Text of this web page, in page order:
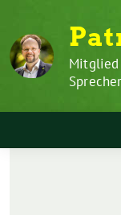
Inhalt
springen
zum
Inhalt
Mitglied